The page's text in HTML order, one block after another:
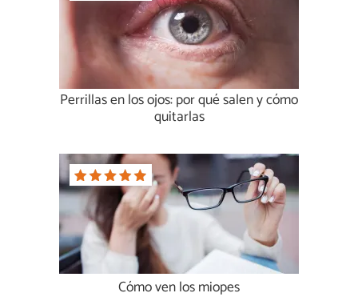
Perrillas en los ojos: por qué salen y cómo
quitarlas
Cómo ven los miopes